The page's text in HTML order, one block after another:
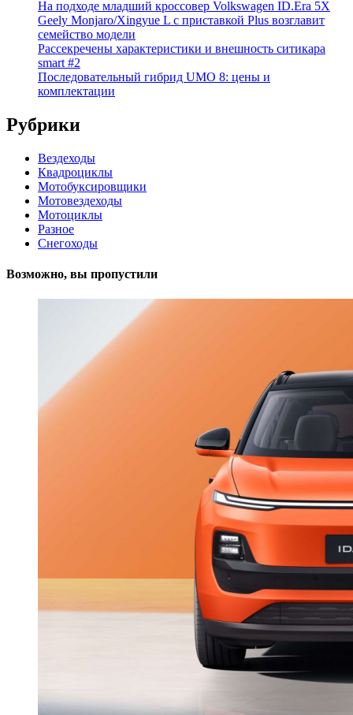
На подходе младший кроссовер Volkswagen ID.Era 5X
Geely Monjaro/Xingyue L с приставкой Plus возглавит
семейство модели
Рассекречены характеристики и внешность ситикара
smart #2
Последовательный гибрид UMO 8: цены и
комплектации
Рубрики
Вездеходы
Квадроциклы
Мотобуксировщики
Мотовездеходы
Мотоциклы
Разное
Снегоходы
Возможно, вы пропустили